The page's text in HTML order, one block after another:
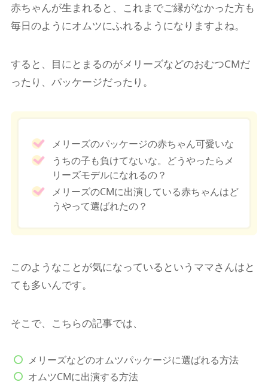
赤ちゃんが生まれると、これまでご縁がなかった方も
毎日のようにオムツにふれるようになりますよね。
すると、目にとまるのがメリーズなどのおむつCMだ
ったり、パッケージだったり。
メリーズのパッケージの赤ちゃん可愛いな
うちの子も負けてないな。どうやったらメ
リーズモデルになれるの？
メリーズのCMに出演している赤ちゃんはど
うやって選ばれたの？
このようなことが気になっているというママさんはと
ても多いんです。
そこで、こちらの記事では、
メリーズなどのオムツパッケージに選ばれる方法
オムツCMに出演する方法